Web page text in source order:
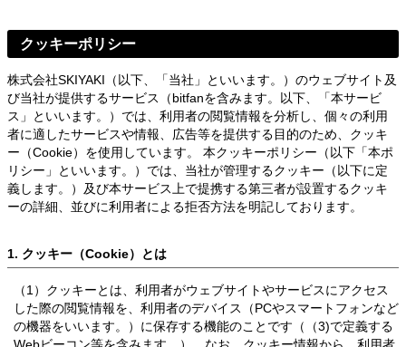
クッキーポリシー
株式会社SKIYAKI（以下、「当社」といいます。）のウェブサイト及
び当社が提供するサービス（bitfanを含みます。以下、「本サービ
ス」といいます。）では、利用者の閲覧情報を分析し、個々の利用
者に適したサービスや情報、広告等を提供する目的のため、クッキ
ー（Cookie）を使用しています。 本クッキーポリシー（以下「本ポ
リシー」といいます。）では、当社が管理するクッキー（以下に定
義します。）及び本サービス上で提携する第三者が設置するクッキ
ーの詳細、並びに利用者による拒否方法を明記しております。
1. クッキー（Cookie）とは
（1）クッキーとは、利用者がウェブサイトやサービスにアクセス
した際の閲覧情報を、利用者のデバイス（PCやスマートフォンなど
の機器をいいます。）に保存する機能のことです（（3)で定義する